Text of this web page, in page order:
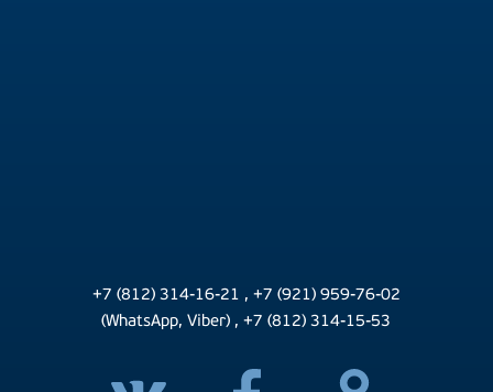
+7 (812) 314-16-21 , +7 (921) 959-76-02
(WhatsApp, Viber) ,+7 (812) 314-15-53